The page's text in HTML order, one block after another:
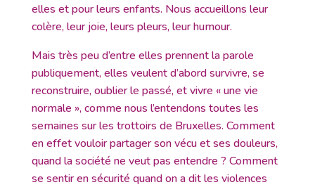
elles et pour leurs enfants. Nous accueillons leur
colère, leur joie, leurs pleurs, leur humour.
Mais très peu d’entre elles prennent la parole
publiquement, elles veulent d’abord survivre, se
reconstruire, oublier le passé, et vivre « une vie
normale », comme nous l’entendons toutes les
semaines sur les trottoirs de Bruxelles. Comment
en effet vouloir partager son vécu et ses douleurs,
quand la société ne veut pas entendre ? Comment
se sentir en sécurité quand on a dit les violences